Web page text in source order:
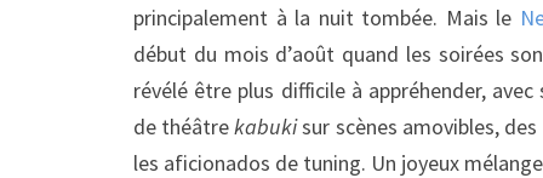
principalement à la nuit tombée. Mais le
début du mois d’août quand les soirées
révélé être plus difficile à appréhender,
de théâtrekabukisur scènes amovibles,
les aficionados de tuning. Un joyeux